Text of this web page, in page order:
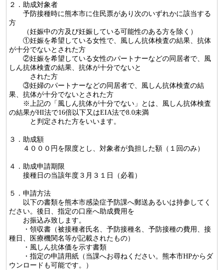
２．助成対象者
予防接種時に熊本市に住民票があり次のいずれかに該当する
方
（妊娠中の方及び妊娠している可能性のある方を除く）
①妊娠を希望している女性で、風しん抗体検査の結果、抗体
が十分でないとされた方
②妊娠を希望している女性のパートナーなどの同居者で、風
しん抗体検査の結果、抗体が十分でないと
された方
③妊婦のパートナーなどの同居者で、風しん抗体検査の結
果、抗体が十分でないとされた方
※上記の「風しん抗体が十分でない」とは、風しん抗体検査
の結果がHI法で16倍以下又はEIA法で8.0未満
と判定された方をいいます。
３．助成額
４０００円を限度とし、対象者が負担した額（１回のみ）
４．助成申請期限
接種日の当該年度３月３１日（必着）
５．申請方法
以下の書類を熊本市感染症予防課へ郵送あるいは持参してく
ださい。後日、指定の口座へ助成費用を
お振込み致します。
・領収書（被接種者氏名、予防接種名、予防接種の費用、接
種日、医療機関名等が記載されたもの）
・風しん抗体価を示す書類
・指定の申請用紙（当課へお尋ねください。熊本市HPからダ
ウンロードも可能です。）